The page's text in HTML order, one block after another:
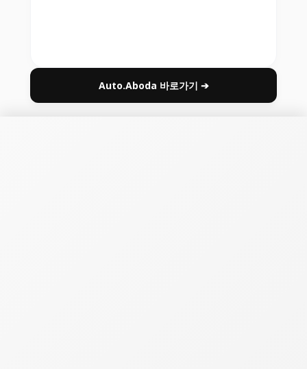
Auto.Aboda 바로가기 ➔